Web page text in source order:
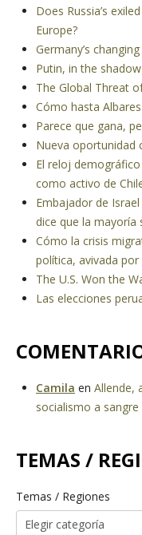
Does Russia’s
Europe?
Germany’s
Putin, in the
The Global Threat
Cómo hasta
Parece que gana,
Nueva oportunidad
El reloj
como activo de
Embajador de
dice que la mayoría
Cómo la crisis
política, avivada
The U.S. Won the
Las elecciones
Camila en Allende,
socialismo a
TEMAS /
Temas / Regiones